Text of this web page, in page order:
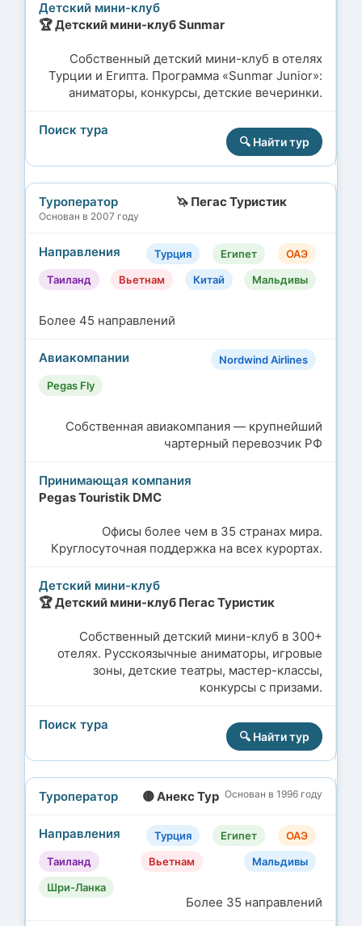
🏆 Детский мини-клуб Sunmar
Собственный детский мини-клуб в отелях
Турции и Египта. Программа «Sunmar Junior»:
аниматоры, конкурсы, детские вечеринки.
🔍 Найти тур
🦄 Пегас Туристик
Основан в 2007 году
Турция Египет
ОАЭ
Таиланд
Вьетнам Китай Мальдивы
Более 45 направлений
Nordwind Airlines
Pegas Fly
Собственная авиакомпания — крупнейший
чартерный перевозчик РФ
Pegas Touristik DMC
Офисы более чем в 35 странах мира.
Круглосуточная поддержка на всех курортах.
🏆 Детский мини-клуб Пегас Туристик
Собственный детский мини-клуб в 300+
отелях. Русскоязычные аниматоры, игровые
зоны, детские театры, мастер-классы,
конкурсы с призами.
🔍 Найти тур
🟡 Анекс Тур Основан в 1996 году
Турция Египет
ОАЭ
Таиланд
Вьетнам
Мальдивы
Шри-Ланка
Более 35 направлений